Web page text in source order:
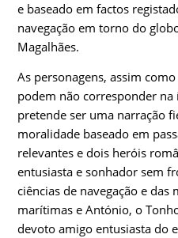
e baseado em factos
navegação em torno do
Magalhães.
As personagens, assim
podem não corresponder
pretende ser uma narração
moralidade baseado em
relevantes e dois heróis
entusiasta e sonhador sem
ciências de navegação e das
marítimas e António, o
devoto amigo entusiasta do